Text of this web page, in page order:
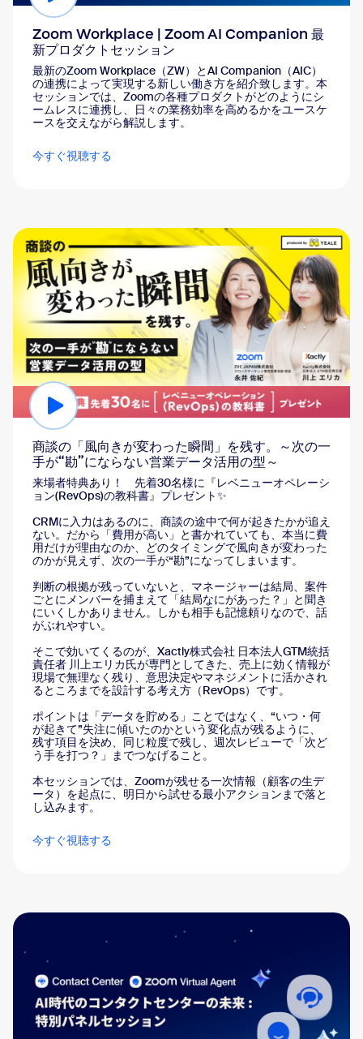
Zoom Workplace | Zoom AI Companion 最
新プロダクトセッション
最新のZoom Workplace（ZW）とAI Companion（AIC）
の連携によって実現する新しい働き方を紹介致します。本
セッションでは、Zoomの各種プロダクトがどのようにシ
ームレスに連携し、日々の業務効率を高めるかをユースケ
ースを交えながら解説します。
今すぐ視聴する
商談の「風向きが変わった瞬間」を残す。～次の一
手が“勘”にならない営業データ活用の型～
来場者特典あり！ 先着30名様に『レベニューオペレーシ
ョン(RevOps)の教科書』プレゼント✨️
CRMに入力はあるのに、商談の途中で何が起きたかが追え
ない。だから「費用が高い」と書かれていても、本当に費
用だけが理由なのか、どのタイミングで風向きが変わった
のかが見えず、次の一手が“勘”になってしまいます。
判断の根拠が残っていないと、マネージャーは結局、案件
ごとにメンバーを捕まえて「結局なにがあった？」と聞き
にいくしかありません。しかも相手も記憶頼りなので、話
がぶれやすい。
そこで効いてくるのが、Xactly株式会社 日本法人GTM統括
責任者 川上エリカ氏が専門としてきた、売上に効く情報が
現場で無理なく残り、意思決定やマネジメントに活かされ
るところまでを設計する考え方（RevOps）です。
ポイントは「データを貯める」ことではなく、“いつ・何
が起きて”失注に傾いたのかという変化点が残るように、
残す項目を決め、同じ粒度で残し、週次レビューで「次ど
う手を打つ？」までつなげること。
本セッションでは、Zoomが残せる一次情報（顧客の生デ
ータ）を起点に、明日から試せる最小アクションまで落と
し込みます。
今すぐ視聴する